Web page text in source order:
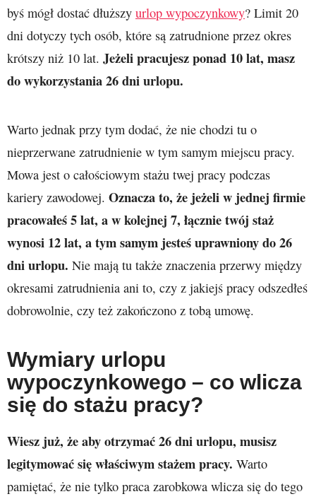
byś mógł dostać dłuższy urlop wypoczynkowy? Limit 20
dni dotyczy tych osób, które są zatrudnione przez okres
krótszy niż 10 lat. Jeżeli pracujesz ponad 10 lat, masz
do wykorzystania 26 dni urlopu.
Warto jednak przy tym dodać, że nie chodzi tu o
nieprzerwane zatrudnienie w tym samym miejscu pracy.
Mowa jest o całościowym stażu twej pracy podczas
kariery zawodowej. Oznacza to, że jeżeli w jednej firmie
pracowałeś 5 lat, a w kolejnej 7, łącznie twój staż
wynosi 12 lat, a tym samym jesteś uprawniony do 26
dni urlopu. Nie mają tu także znaczenia przerwy między
okresami zatrudnienia ani to, czy z jakiejś pracy odszedłeś
dobrowolnie, czy też zakończono z tobą umowę.
Wymiary urlopu
wypoczynkowego – co wlicza
się do stażu pracy?
Wiesz już, że aby otrzymać 26 dni urlopu, musisz
legitymować się właściwym stażem pracy. Warto
pamiętać, że nie tylko praca zarobkowa wlicza się do tego